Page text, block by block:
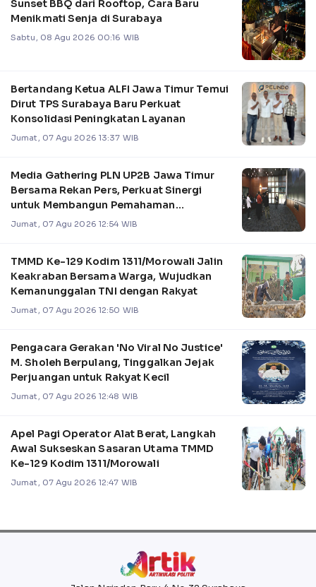
Sunset BBQ dari Rooftop, Cara Baru
Menikmati Senja di Surabaya
Sabtu, 08 Agu 2026 00:16 WIB
Bertandang Ketua ALFI Jawa Timur Temui
Dirut TPS Surabaya Baru Perkuat
Konsolidasi Peningkatan Layanan
Jumat, 07 Agu 2026 13:37 WIB
Media Gathering PLN UP2B Jawa Timur
Bersama Rekan Pers, Perkuat Sinergi
untuk Membangun Pemahaman
Pengelolaan Sistem Kel
Jumat, 07 Agu 2026 12:54 WIB
TMMD Ke-129 Kodim 1311/Morowali Jalin
Keakraban Bersama Warga, Wujudkan
Kemanunggalan TNI dengan Rakyat
Jumat, 07 Agu 2026 12:50 WIB
Pengacara Gerakan 'No Viral No Justice'
M. Sholeh Berpulang, Tinggalkan Jejak
Perjuangan untuk Rakyat Kecil
Jumat, 07 Agu 2026 12:48 WIB
Apel Pagi Operator Alat Berat, Langkah
Awal Sukseskan Sasaran Utama TMMD
Ke-129 Kodim 1311/Morowali
Jumat, 07 Agu 2026 12:47 WIB